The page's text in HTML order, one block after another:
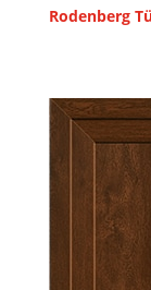
Rodenberg